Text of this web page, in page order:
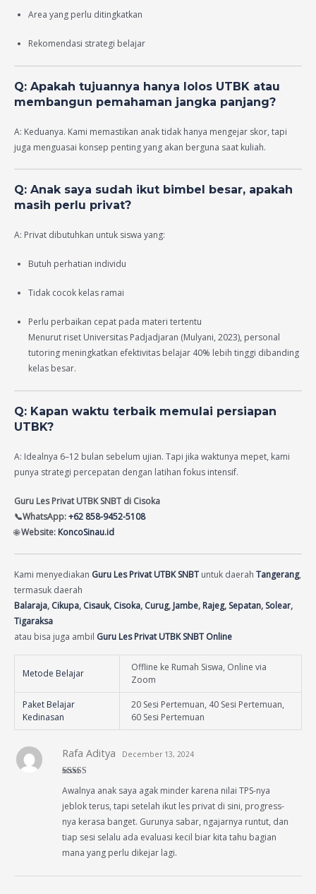
Area yang perlu ditingkatkan
Rekomendasi strategi belajar
Q: Apakah tujuannya hanya lolos UTBK atau
membangun pemahaman jangka panjang?
A: Keduanya. Kami memastikan anak tidak hanya mengejar skor, tapi
juga menguasai konsep penting yang akan berguna saat kuliah.
Q: Anak saya sudah ikut bimbel besar, apakah
masih perlu privat?
A: Privat dibutuhkan untuk siswa yang:
Butuh perhatian individu
Tidak cocok kelas ramai
Perlu perbaikan cepat pada materi tertentu
Menurut riset Universitas Padjadjaran (Mulyani, 2023), personal
tutoring meningkatkan efektivitas belajar 40% lebih tinggi dibanding
kelas besar.
Q: Kapan waktu terbaik memulai persiapan
UTBK?
A: Idealnya 6–12 bulan sebelum ujian. Tapi jika waktunya mepet, kami
punya strategi percepatan dengan latihan fokus intensif.
Guru Les Privat UTBK SNBT di Cisoka
📞WhatsApp:+62 858-9452-5108
🌐Website: KoncoSinau.id
Kami menyediakan Guru Les Privat UTBK SNBT untuk daerah Tangerang,
termasuk daerah
Balaraja, Cikupa, Cisauk, Cisoka, Curug, Jambe, Rajeg, Sepatan, Solear,
Tigaraksa
atau bisa juga ambil Guru Les Privat UTBK SNBT Online
Metode Belajar
Offline ke Rumah Siswa, Online via
Zoom
Paket Belajar
Kedinasan
20 Sesi Pertemuan, 40 Sesi Pertemuan,
60 Sesi Pertemuan
out of 5
Rafa Aditya December 13, 2024
Awalnya anak saya agak minder karena nilai TPS-nya
jeblok terus, tapi setelah ikut les privat di sini, progress-
nya kerasa banget. Gurunya sabar, ngajarnya runtut, dan
tiap sesi selalu ada evaluasi kecil biar kita tahu bagian
mana yang perlu dikejar lagi.